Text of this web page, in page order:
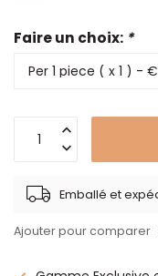
Faire un choix: *
Emballé et
Ajouter pour comparer